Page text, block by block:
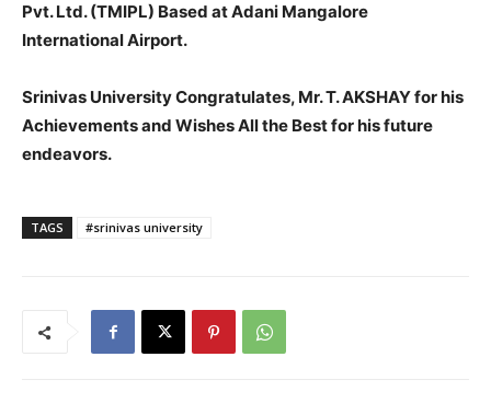
Pvt. Ltd. (TMIPL) Based at Adani Mangalore
International Airport.
Srinivas University Congratulates, Mr. T. AKSHAY for his
Achievements and Wishes All the Best for his future
endeavors.
TAGS #srinivas university